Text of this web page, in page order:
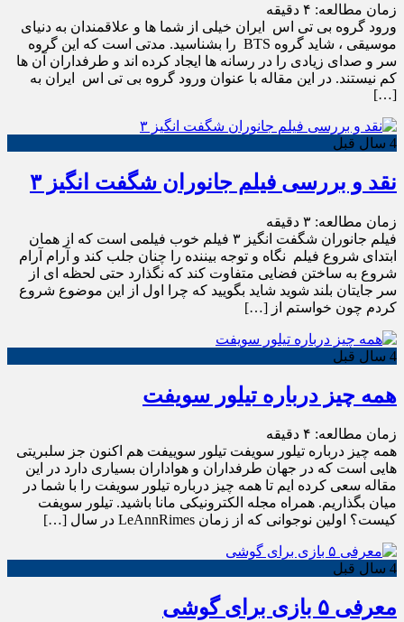
زمان مطالعه: ۴ دقیقه
ورود گروه بی تی اس ایران خیلی از شما ها و علاقمندان به دنیای
موسیقی ، شاید گروه BTS را بشناسید. مدتی است که این گروه
سر و صدای زیادی را در رسانه ها ایجاد کرده اند و طرفداران آن ها
کم نیستند. در این مقاله با عنوان ورود گروه بی تی اس ایران به
[…]
4 سال قبل
نقد و بررسی فیلم جانوران شگفت انگیز ۳
زمان مطالعه: ۳ دقیقه
فیلم جانوران شگفت انگیز ۳ فیلم خوب فیلمی است که از همان
ابتدای شروع فیلم نگاه و توجه بیننده را چنان جلب کند و آرام آرام
شروع به ساختن فضایی متفاوت کند که نگذارد حتی لحظه ای از
سر جایتان بلند شوید شاید بگویید که چرا اول از این موضوع شروع
کردم چون خواستم از […]
4 سال قبل
همه چیز درباره تیلور سویفت
زمان مطالعه: ۴ دقیقه
همه چیز درباره تیلور سویفت تیلور سوییفت هم اکنون جز سلبریتی
هایی است که در جهان طرفداران و هواداران بسیاری دارد در این
مقاله سعی کرده ایم تا همه چیز درباره تیلور سویفت را با شما در
میان بگذاریم. همراه مجله الکترونیکی مانا باشید. تیلور سویفت
کیست؟ اولین نوجوانی که از زمان LeAnnRimes در سال […]
4 سال قبل
معرفی ۵ بازی برای گوشی